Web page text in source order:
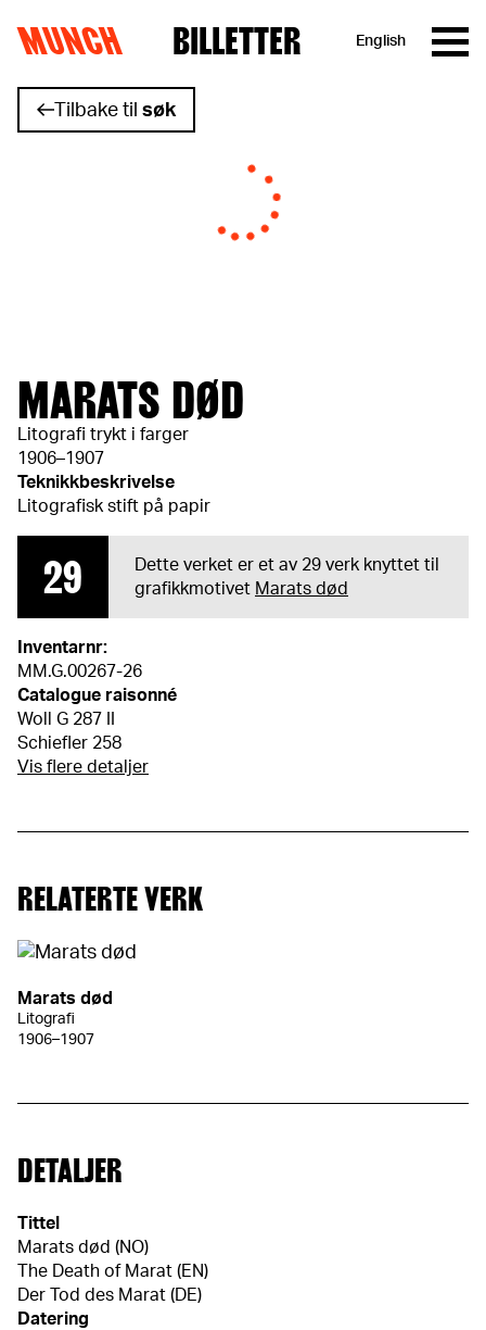
Hopp til innhold
MUNCH BILLETTER English
Tilbake til søk
MARATS DØD
Litografi trykt i farger
1906–1907
Teknikkbeskrivelse
Litografisk stift på papir
29
Dette verket er et av 29 verk knyttet til
grafikkmotivet Marats død
Inventarnr:
MM.G.00267-26
Catalogue raisonné
Woll G 287 II
Schiefler 258
Vis flere detaljer
RELATERTE VERK
Marats død
Litografi
1906–1907
DETALJER
Tittel
Marats død (NO)
The Death of Marat (EN)
Der Tod des Marat (DE)
Datering